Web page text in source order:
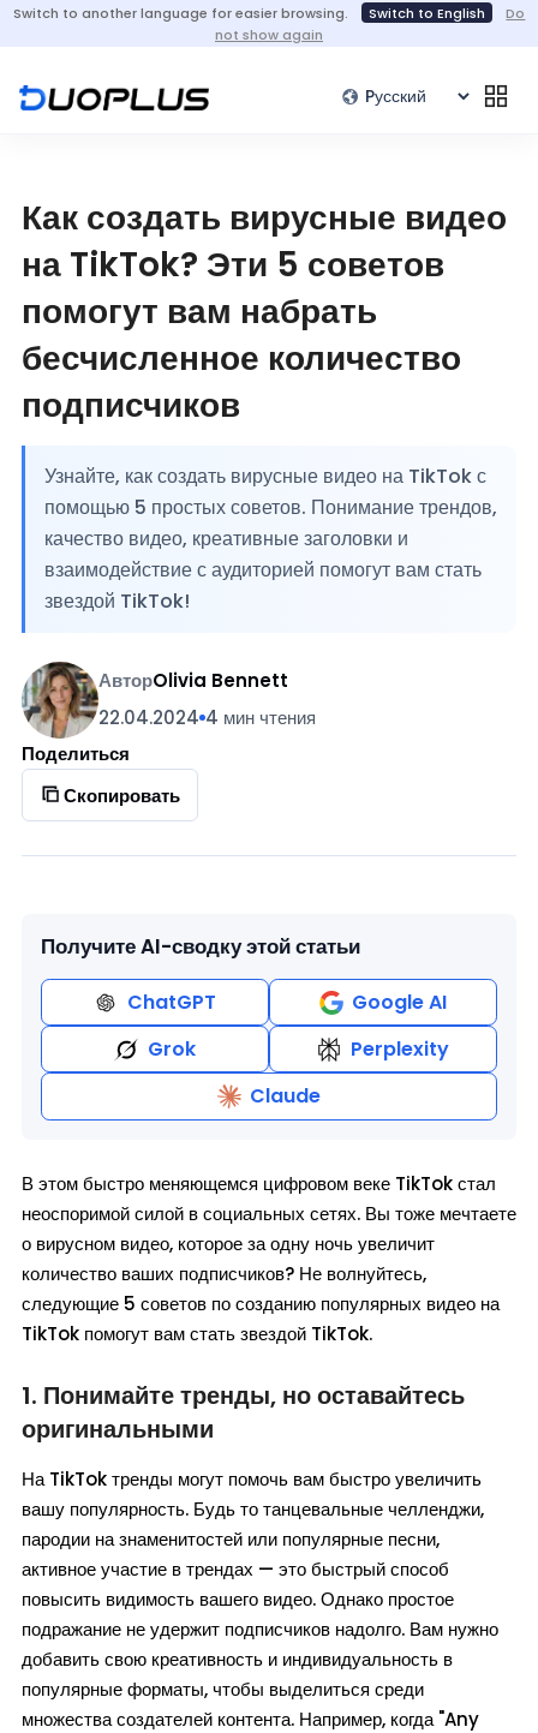
Switch to another language for easier browsing. Switch to English
Do
not show again
Как создать вирусные видео
на TikTok? Эти 5 советов
помогут вам набрать
бесчисленное количество
подписчиков
Узнайте, как создать вирусные видео на TikTok с
помощью 5 простых советов. Понимание трендов,
качество видео, креативные заголовки и
взаимодействие с аудиторией помогут вам стать
звездой TikTok!
АвторOlivia Bennett
22.04.2024 4 мин чтения
Поделиться
Скопировать
Получите AI-сводку этой статьи
ChatGPT
Google AI
Grok
Perplexity
Claude
В этом быстро меняющемся цифровом веке TikTok стал
неоспоримой силой в социальных сетях. Вы тоже мечтаете
о вирусном видео, которое за одну ночь увеличит
количество ваших подписчиков? Не волнуйтесь,
следующие 5 советов по созданию популярных видео на
TikTok помогут вам стать звездой TikTok.
1. Понимайте тренды, но оставайтесь
оригинальными
На TikTok тренды могут помочь вам быстро увеличить
вашу популярность. Будь то танцевальные челленджи,
пародии на знаменитостей или популярные песни,
активное участие в трендах — это быстрый способ
повысить видимость вашего видео. Однако простое
подражание не удержит подписчиков надолго. Вам нужно
добавить свою креативность и индивидуальность в
популярные форматы, чтобы выделиться среди
множества создателей контента. Например, когда "Any